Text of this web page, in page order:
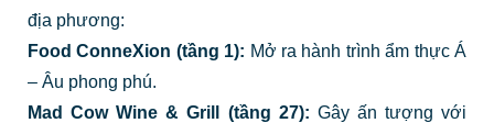
địa phương:
Food ConneXion (tầng 1): Mở ra hành trình ẩm thực Á
– Âu phong phú.
Mad Cow Wine & Grill (tầng 27): Gây ấn tượng với